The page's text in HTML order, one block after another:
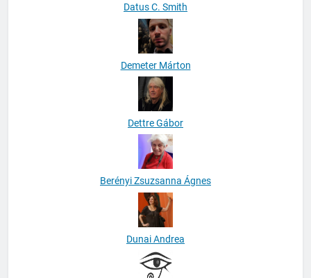
Datus C. Smith
Demeter Márton
Dettre Gábor
Berényi Zsuzsanna Ágnes
Dunai Andrea